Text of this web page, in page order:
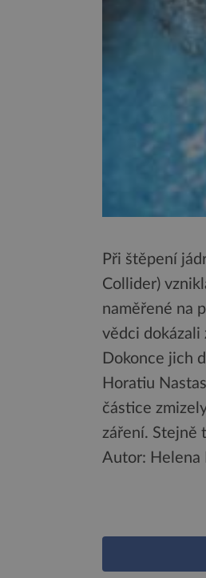
Při štěpení
Collider)
naměřené na
vědci dokázali
Dokonce jich
Horatiu
částice
záření. Stejně
Autor: Helena